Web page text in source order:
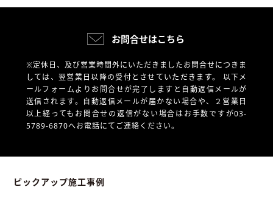
お問合せはこちら
※定休日、及び営業時間外にいただきましたお問合せにつきま
しては、翌営業日以降の受付とさせていただきます。 以下メ
ールフォームよりお問合せが完了しますと自動返信メールが
送信されます。自動返信メールが届かない場合や、
２営業日
以上経ってもお問合せの返信がない場合はお手数ですが03-
5789-6870へお電話にてご連絡ください。
ピックアップ施工事例